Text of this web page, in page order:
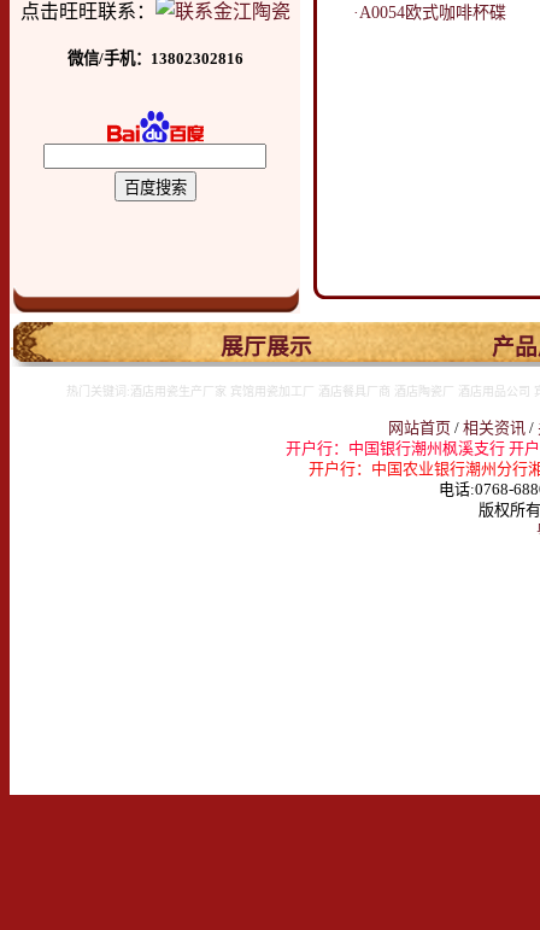
点击旺旺联系：
微信/手机：13802302816
·A0054欧式咖啡杯碟
. 展厅展示 产
热门关键词:酒店用瓷生产厂家 宾馆用瓷加工厂 酒店餐具厂商 酒店陶瓷厂 酒店用品公
网站首页/ 相关资讯/
开户行：中国银行潮州枫溪支行 开
开户行：中国农业银行潮州分行
电话:0768-
版权所